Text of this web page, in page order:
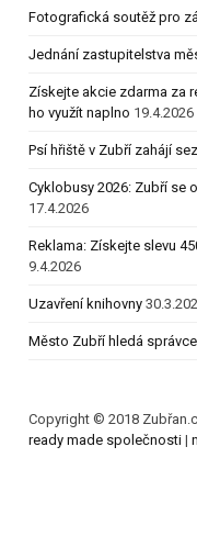
Fotografická soutěž pro
Jednání zastupitelstva
Získejte akcie zdarma za
ho využít naplno 19.4.2026
Psí hřiště v Zubří zahájí
Cyklobusy 2026: Zubří se
17.4.2026
Reklama: Získejte slevu
9.4.2026
Uzavření knihovny
Město Zubří hledá
Copyright © 2018
ready made společnosti |